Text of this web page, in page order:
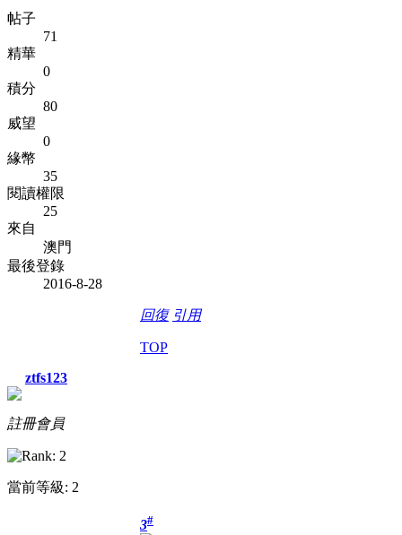
帖子
71
精華
0
積分
80
威望
0
緣幣
35
閱讀權限
25
來自
澳門
最後登錄
2016-8-28
回復 引用
TOP
ztfs123
註冊會員
當前等級: 2
3#